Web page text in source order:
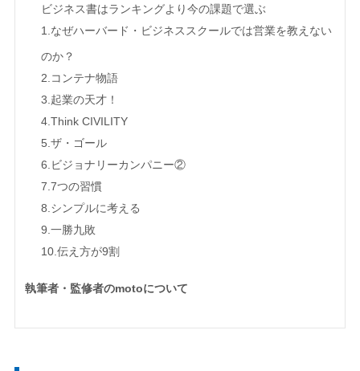
ビジネス書はランキングより今の課題で選ぶ
1.なぜハーバード・ビジネススクールでは営業を教えない
のか？
2.コンテナ物語
3.起業の天才！
4.Think CIVILITY
5.ザ・ゴール
6.ビジョナリーカンパニー②
7.7つの習慣
8.シンプルに考える
9.一勝九敗
10.伝え方が9割
執筆者・監修者のmotoについて